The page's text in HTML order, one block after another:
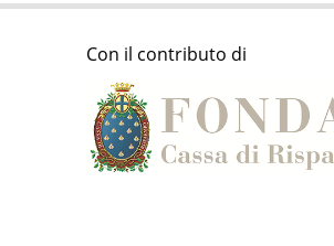
Con il contributo di